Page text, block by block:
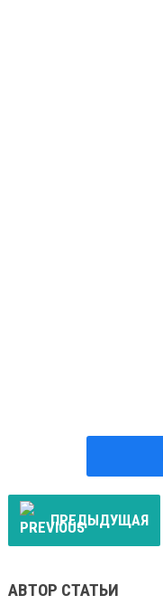
ПРЕДЫДУЩАЯ
АВТОР СТАТЬИ